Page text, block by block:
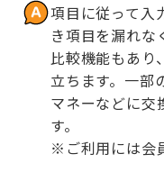
項目に従って入
き項目を漏れな
比較機能もあり
立ちます。一部
マネーなどに交
す。
※ご利用には会